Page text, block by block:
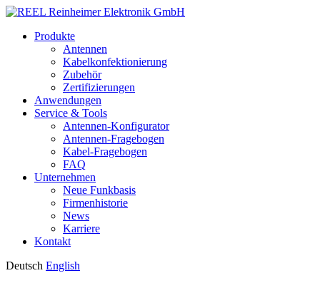
Produkte
Antennen
Kabelkonfektionierung
Zubehör
Zertifizierungen
Anwendungen
Service & Tools
Antennen-Konfigurator
Antennen-Fragebogen
Kabel-Fragebogen
FAQ
Unternehmen
Neue Funkbasis
Firmenhistorie
News
Karriere
Kontakt
Deutsch English